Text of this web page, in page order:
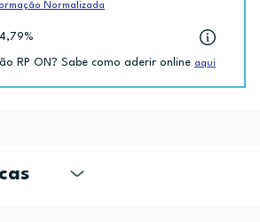
Normalizada
RP ON? Sabe como aderir online aqui